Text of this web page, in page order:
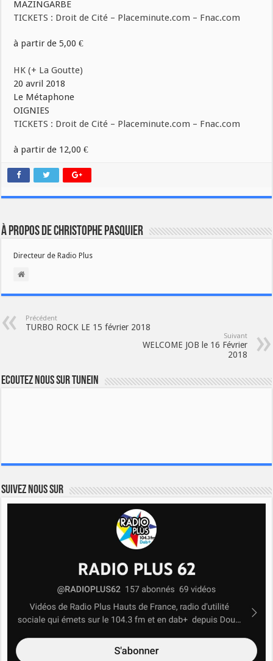
MAZINGARBE
TICKETS : Droit de Cité – Placeminute.com – Fnac.com
à partir de 5,00 €
HK (+ La Goutte)
20 avril 2018
Le Métaphone
OIGNIES
TICKETS : Droit de Cité – Placeminute.com – Fnac.com
à partir de 12,00 €
À propos de Christophe PASQUIER
Directeur de Radio Plus
Précédent
TURBO ROCK LE 15 février 2018
Suivant
WELCOME JOB le 16 Février
2018
Ecoutez nous sur TuneIn
Suivez nous sur